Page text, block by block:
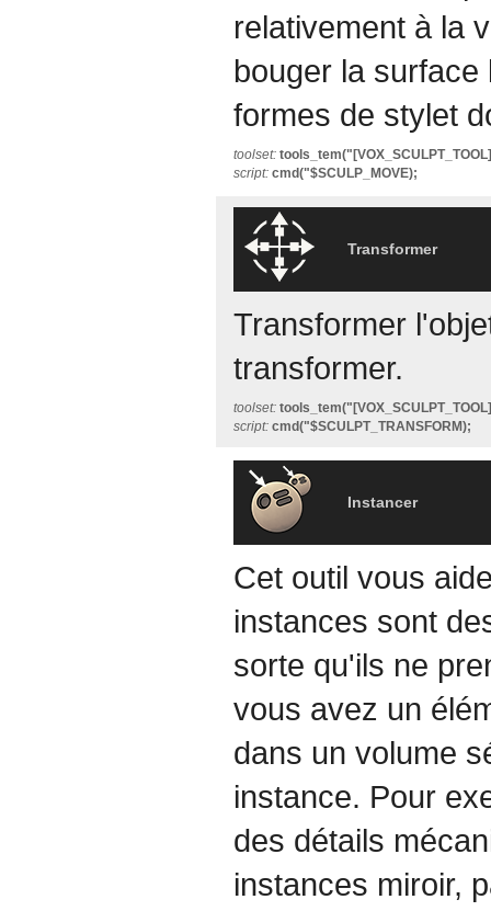
relativement à la
bouger la surface
formes de stylet
toolset:
script: cmd("$SCULP_MOVE);
Transformer
Transformer
transformer.
toolset:
script: cmd("$SCULPT_TRANSFORM);
Instancer
Cet outil vous
instances sont
sorte qu'ils ne
vous avez un
dans un volume
instance. Pour
des détails
instances miroir,